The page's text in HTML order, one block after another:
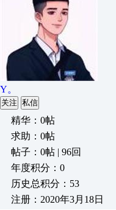
Y。
关注 私信
精华：0帖
求助：0帖
帖子：0帖 | 96回
年度积分：0
历史总积分：53
注册：2020年3月18日